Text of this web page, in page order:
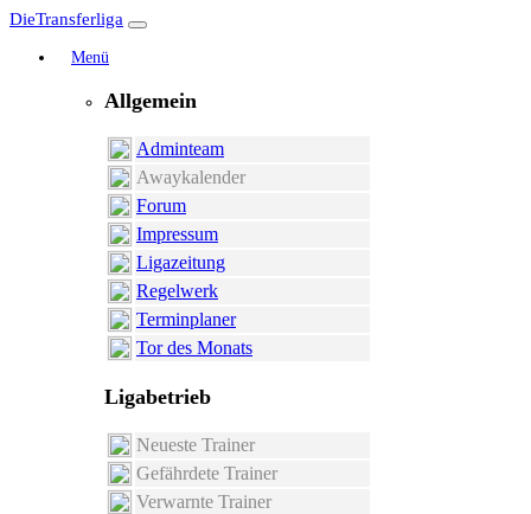
DieTransferliga
Menü
Allgemein
Adminteam
Awaykalender
Forum
Impressum
Ligazeitung
Regelwerk
Terminplaner
Tor des Monats
Ligabetrieb
Neueste Trainer
Gefährdete Trainer
Verwarnte Trainer